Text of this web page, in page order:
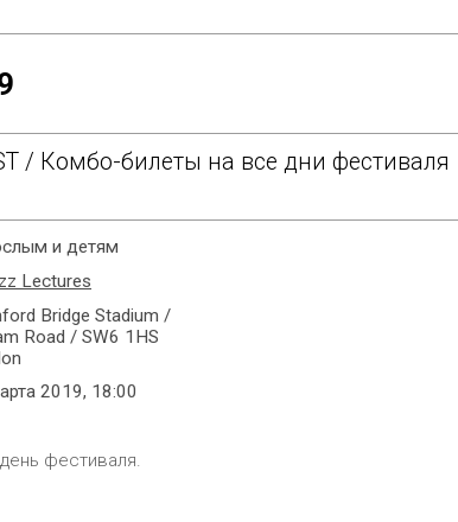
/ Комбо-билеты на все дни фестиваля
и детям
Lectures
Bridge Stadium /
Road / SW6 1HS
2019, 18:00
фестиваля.